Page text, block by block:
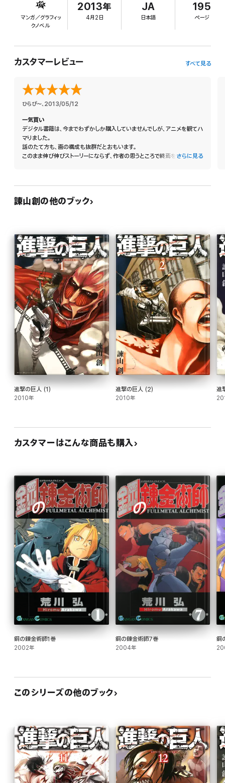
マンガ／グラフィッ
クノベル
2013年
4月2日
JA
日本語
195
ページ
カスタマーレビュー すべて見る
ひらぴ～、 2013/05/12
一気買い
デジタル書籍は、今までわずかしか購入していませんでしが、アニメを観てハ
マりました。
話のたて方も、画の構成も抜群だとおもいます。
このまま伸び伸びストーリーにならず、作者の思うところで終焉を迎えて欲し
さらに見る
諫山創の他のブック
進撃の巨人 (1)
2010年
進撃の巨人 (2)
2010年
進
カスタマーはこんな商品も購入
鋼の錬金術師1巻
2002年
鋼の錬金術師7巻
2004年
鋼
このシリーズの他のブック